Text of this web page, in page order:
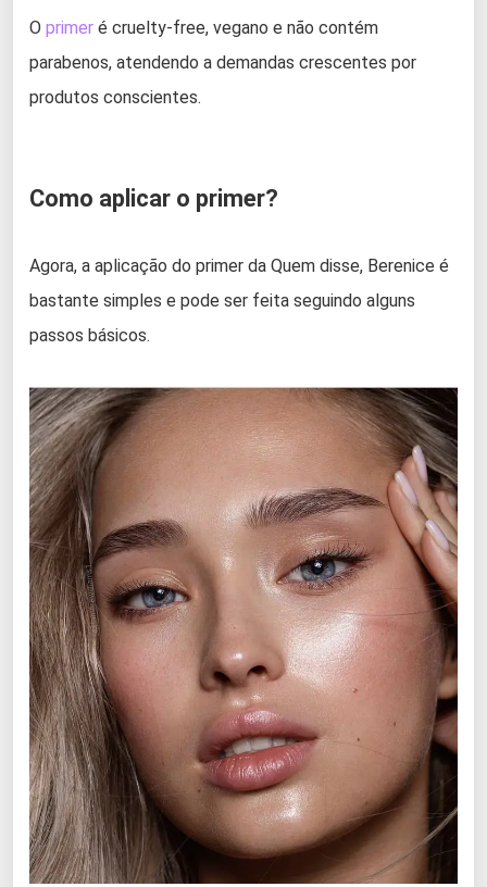
O primer é cruelty-free, vegano e não contém
parabenos, atendendo a demandas crescentes por
produtos conscientes.
Como aplicar o primer?
Agora, a aplicação do primer da Quem disse, Berenice é
bastante simples e pode ser feita seguindo alguns
passos básicos.